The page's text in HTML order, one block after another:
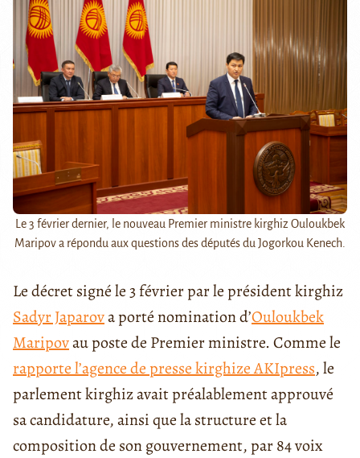
Le 3 février dernier, le nouveau Premier ministre kirghiz Ouloukbek
Maripov a répondu aux questions des députés du Jogorkou Kenech.
Le décret signé le 3 février par le président kirghiz
Sadyr Japarova porté nomination d’Ouloukbek
Maripovau poste de Premier ministre. Comme le
rapporte l’agence de presse kirghize AKIpress, le
parlement kirghiz avait préalablement approuvé
sa candidature, ainsi que la structure et la
composition de son gouvernement, par 84 voix